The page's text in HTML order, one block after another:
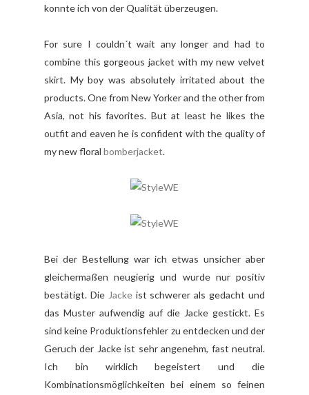
konnte ich von der Qualität überzeugen.
For sure I couldn´t wait any longer and had to
combine this gorgeous jacket with my new velvet
skirt. My boy was absolutely irritated about the
products. One from New Yorker and the other from
Asia, not his favorites. But at least he likes the
outfit and eaven he is confident with the quality of
my new floral bomberjacket.
Bei der Bestellung war ich etwas unsicher aber
gleichermaßen neugierig und wurde nur positiv
bestätigt. Die Jackeist schwerer als gedacht und
das Muster aufwendig auf die Jacke gestickt. Es
sind keine Produktionsfehler zu entdecken und der
Geruch der Jacke ist sehr angenehm, fast neutral.
Ich bin wirklich begeistert und die
Kombinationsmöglichkeiten bei einem so feinen